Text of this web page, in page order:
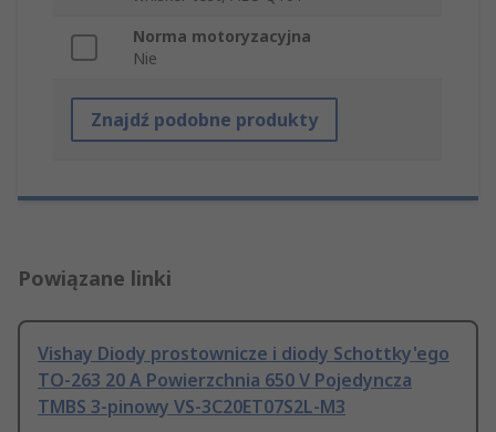
Norma motoryzacyjna
Nie
Znajdź podobne produkty
Powiązane linki
Vishay Diody prostownicze i diody Schottky'ego
TO-263 20 A Powierzchnia 650 V Pojedyncza
TMBS 3-pinowy VS-3C20ET07S2L-M3